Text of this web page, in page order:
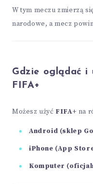
W tym meczu zmierzą
narodowe, a mecz
Gdzie oglądać i
FIFA+
Możesz użyć FIFA+ na
Android (sklep
iPhone (App
Komputer